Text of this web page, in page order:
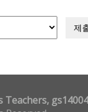
제